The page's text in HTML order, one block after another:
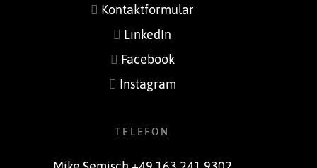
Kontaktformular
LinkedIn
Facebook
Instagram
TELEFON